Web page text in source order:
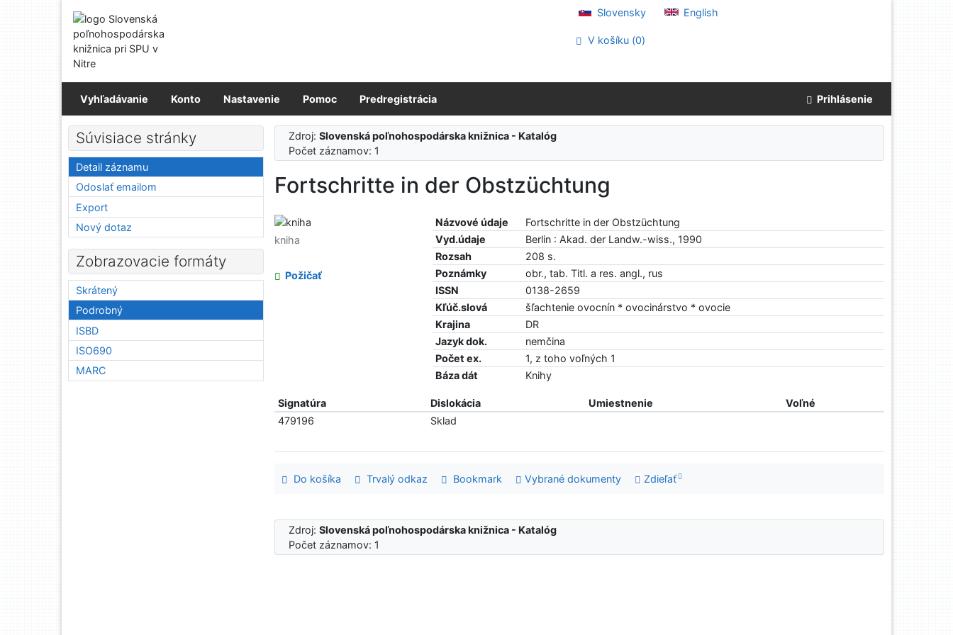
Prejsť na menu
Prehlásenie o webovej prístupnosti
Slovensky English
V košíku (0)
Vyhľadávanie Konto Nastavenie Pomoc Predregistrácia Prihlásenie
Zdroj:Slovenská poľnohospodárska knižnica - Katalóg
Počet záznamov: 1
Fortschritte in der Obstzüchtung
Názvové údaje
Fortschritte in der Obstzüchtung
Vyd.údaje
Berlin : Akad. der Landw.-wiss., 1990
Rozsah
208 s.
Poznámky
obr., tab. Titl. a res. angl., rus
ISSN
0138-2659
Kľúč.slová
šľachtenie ovocnín * ovocinárstvo * ovocie
Krajina
DR
Jazyk dok.
nemčina
Počet ex.
1, z toho voľných 1
Báza dát
Knihy
kniha
Požičať
Signatúra Dislokácia Umiestnenie
Voľné
479196
Sklad
Do košíka Trvalý odkaz Bookmark Vybrané dokumenty Zdieľať
Zdroj:Slovenská poľnohospodárska knižnica - Katalóg
Počet záznamov: 1
Súvisiace stránky
Detail záznamu
Odoslať emailom
Export
Nový dotaz
Zobrazovacie formáty
Skrátený
Podrobný
ISBD
ISO690
MARC